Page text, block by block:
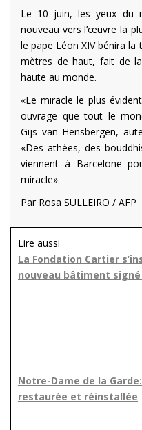
Le 10 juin, les yeux du
nouveau vers l’œuvre la
le pape Léon XIV bénira la
mètres de haut, fait de la
haute au monde.
«Le miracle le plus
ouvrage que tout le
Gijs van Hensbergen,
«Des athées, des
viennent à Barcelone
miracle».
Par Rosa SULLEIRO / AFP
Lire aussi
La Fondation Cartier
nouveau bâtiment signé
Notre-Dame de la
restaurée et réinstallée